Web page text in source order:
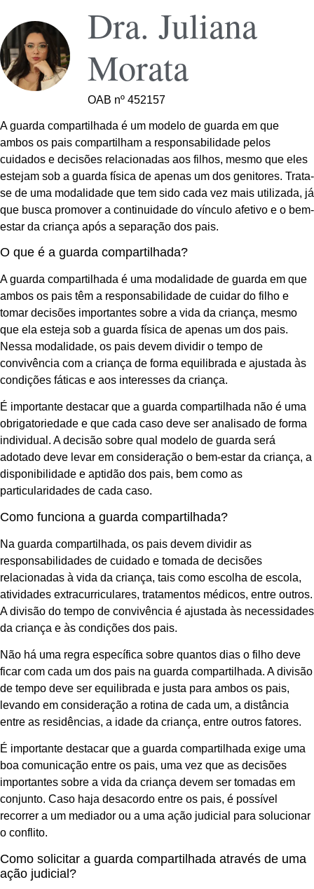
Dra. Juliana
Morata
OAB nº 452157
A guarda compartilhada é um modelo de guarda em que
ambos os pais compartilham a responsabilidade pelos
cuidados e decisões relacionadas aos filhos, mesmo que eles
estejam sob a guarda física de apenas um dos genitores. Trata-
se de uma modalidade que tem sido cada vez mais utilizada, já
que busca promover a continuidade do vínculo afetivo e o bem-
estar da criança após a separação dos pais.
O que é a guarda compartilhada?
A guarda compartilhada é uma modalidade de guarda em que
ambos os pais têm a responsabilidade de cuidar do filho e
tomar decisões importantes sobre a vida da criança, mesmo
que ela esteja sob a guarda física de apenas um dos pais.
Nessa modalidade, os pais devem dividir o tempo de
convivência com a criança de forma equilibrada e ajustada às
condições fáticas e aos interesses da criança.
É importante destacar que a guarda compartilhada não é uma
obrigatoriedade e que cada caso deve ser analisado de forma
individual. A decisão sobre qual modelo de guarda será
adotado deve levar em consideração o bem-estar da criança, a
disponibilidade e aptidão dos pais, bem como as
particularidades de cada caso.
Como funciona a guarda compartilhada?
Na guarda compartilhada, os pais devem dividir as
responsabilidades de cuidado e tomada de decisões
relacionadas à vida da criança, tais como escolha de escola,
atividades extracurriculares, tratamentos médicos, entre outros.
A divisão do tempo de convivência é ajustada às necessidades
da criança e às condições dos pais.
Não há uma regra específica sobre quantos dias o filho deve
ficar com cada um dos pais na guarda compartilhada. A divisão
de tempo deve ser equilibrada e justa para ambos os pais,
levando em consideração a rotina de cada um, a distância
entre as residências, a idade da criança, entre outros fatores.
É importante destacar que a guarda compartilhada exige uma
boa comunicação entre os pais, uma vez que as decisões
importantes sobre a vida da criança devem ser tomadas em
conjunto. Caso haja desacordo entre os pais, é possível
recorrer a um mediador ou a uma ação judicial para solucionar
o conflito.
Como solicitar a guarda compartilhada através de uma
ação judicial?